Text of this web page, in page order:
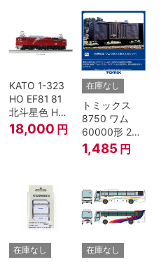
KATO 1-323
HO EF81 81
北斗星色 HO
ゲージ
18,000 円
在庫なし
トミックス
8750 ワム
60000形 2両
セット Nゲー
ジ
1,485 円
在庫なし 在庫なし